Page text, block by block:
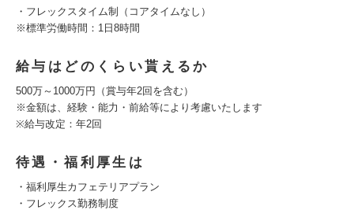
・フレックスタイム制（コアタイムなし）
※標準労働時間：1日8時間
給与はどのくらい貰えるか
500万～1000万円（賞与年2回を含む）
※金額は、経験・能力・前給等により考慮いたします
※給与改定：年2回
待遇・福利厚生は
・福利厚生カフェテリアプラン
・フレックス勤務制度